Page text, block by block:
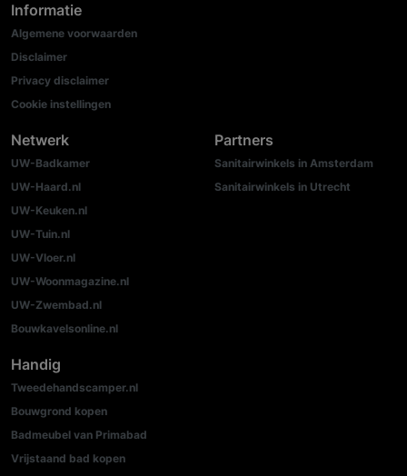
Informatie
Algemene voorwaarden
Disclaimer
Privacy disclaimer
Cookie instellingen
Netwerk
UW-Badkamer
UW-Haard.nl
UW-Keuken.nl
UW-Tuin.nl
UW-Vloer.nl
UW-Woonmagazine.nl
UW-Zwembad.nl
Bouwkavelsonline.nl
Partners
Sanitairwinkels in Amsterdam
Sanitairwinkels in Utrecht
Handig
Tweedehandscamper.nl
Bouwgrond kopen
Badmeubel van Primabad
Vrijstaand bad kopen